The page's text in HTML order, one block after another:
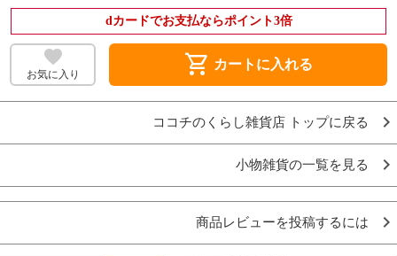
dカードでお支払ならポイント3倍
お気に入り shopping_cart カートに入れる
ココチのくらし雑貨店 トップに戻る
小物雑貨の一覧を見る
商品レビューを投稿するには